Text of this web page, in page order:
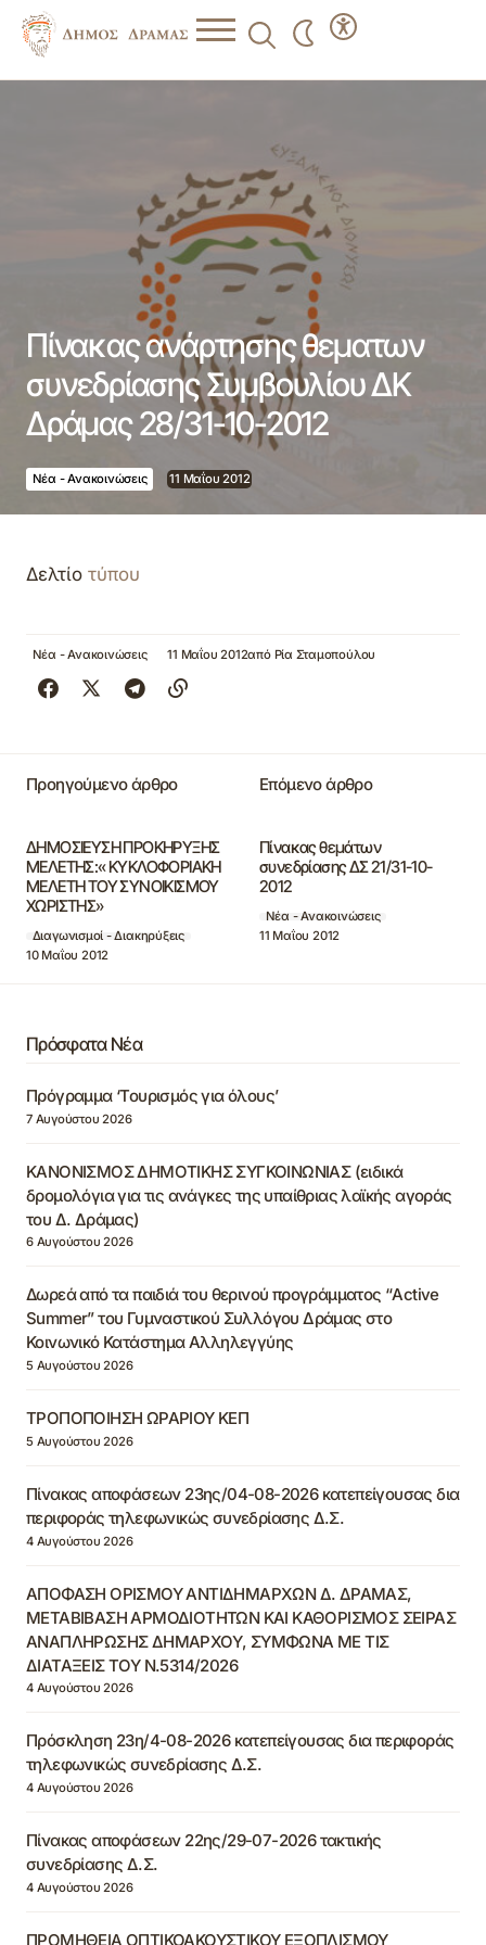
Πίνακας ανάρτησης θεματων
συνεδρίασης Συμβουλίου ΔΚ
Δράμας 28/31-10-2012
Νέα - Ανακοινώσεις 11 Μαΐου 2012
Δελτίο τύπου
Νέα - Ανακοινώσεις 11 Μαΐου 2012από Ρία Σταμοπούλου
Προηγούμενο άρθρο
ΔΗΜΟΣΙΕΥΣΗ ΠΡΟΚΗΡΥΞΗΣ
ΜΕΛΕΤΗΣ:« ΚΥΚΛΟΦΟΡΙΑΚΗ
ΜΕΛΕΤΗ ΤΟΥ ΣΥΝΟΙΚΙΣΜΟΥ
ΧΩΡΙΣΤΗΣ»
Διαγωνισμοί - Διακηρύξεις
10 Μαΐου 2012
Επόμενο άρθρο
Πίνακας θεμάτων
συνεδρίασης ΔΣ 21/31-10-
2012
Νέα - Ανακοινώσεις
11 Μαΐου 2012
Πρόσφατα Νέα
Πρόγραμμα ‘Τουρισμός για όλους’
7 Αυγούστου 2026
ΚΑΝΟΝΙΣΜΟΣ ΔΗΜΟΤΙΚΗΣ ΣΥΓΚΟΙΝΩΝΙΑΣ (ειδικά
δρομολόγια για τις ανάγκες της υπαίθριας λαϊκής αγοράς
του Δ. Δράμας)
6 Αυγούστου 2026
Δωρεά από τα παιδιά του θερινού προγράμματος “Active
Summer” του Γυμναστικού Συλλόγου Δράμας στο
Κοινωνικό Κατάστημα Αλληλεγγύης
5 Αυγούστου 2026
ΤΡΟΠΟΠΟΙΗΣΗ ΩΡΑΡΙΟΥ ΚΕΠ
5 Αυγούστου 2026
Πίνακας αποφάσεων 23ης/04-08-2026 κατεπείγουσας δια
περιφοράς τηλεφωνικώς συνεδρίασης Δ.Σ.
4 Αυγούστου 2026
ΑΠΟΦΑΣΗ ΟΡΙΣΜΟΥ ΑΝΤΙΔΗΜΑΡΧΩΝ Δ. ΔΡΑΜΑΣ,
ΜΕΤΑΒΙΒΑΣΗ ΑΡΜΟΔΙΟΤΗΤΩΝ ΚΑΙ ΚΑΘΟΡΙΣΜΟΣ ΣΕΙΡΑΣ
ΑΝΑΠΛΗΡΩΣΗΣ ΔΗΜΑΡΧΟΥ, ΣΥΜΦΩΝΑ ΜΕ ΤΙΣ
ΔΙΑΤΑΞΕΙΣ ΤΟΥ Ν.5314/2026
4 Αυγούστου 2026
Πρόσκληση 23η/4-08-2026 κατεπείγουσας δια περιφοράς
τηλεφωνικώς συνεδρίασης Δ.Σ.
4 Αυγούστου 2026
Πίνακας αποφάσεων 22ης/29-07-2026 τακτικής
συνεδρίασης Δ.Σ.
4 Αυγούστου 2026
ΠΡΟΜΗΘΕΙΑ ΟΠΤΙΚΟΑΚΟΥΣΤΙΚΟΥ ΕΞΟΠΛΙΣΜΟΥ